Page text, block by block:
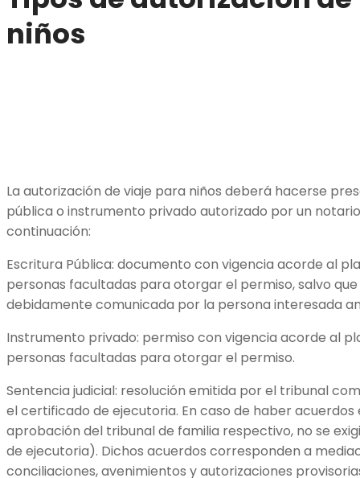
niños
La autorización de viaje para niños deberá hacerse
pública o instrumento privado autorizado por un
continuación:
Escritura Pública: documento con vigencia acorde al
personas facultadas para otorgar el permiso, salvo
debidamente comunicada por la persona interesada
Instrumento privado: permiso con vigencia acorde al
personas facultadas para otorgar el permiso.
Sentencia judicial: resolución emitida por el tribunal
el certificado de ejecutoria. En caso de haber acuerdos
aprobación del tribunal de familia respectivo, no se
de ejecutoria). Dichos acuerdos corresponden a
conciliaciones, avenimientos y autorizaciones